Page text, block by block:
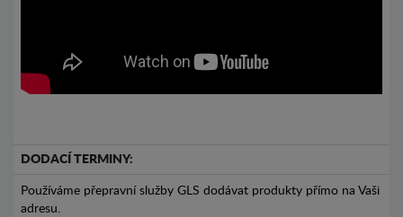
DODACÍ TERMINY:
Používáme přepravní služby GLS dodávat produkty přímo na Vaši
adresu.